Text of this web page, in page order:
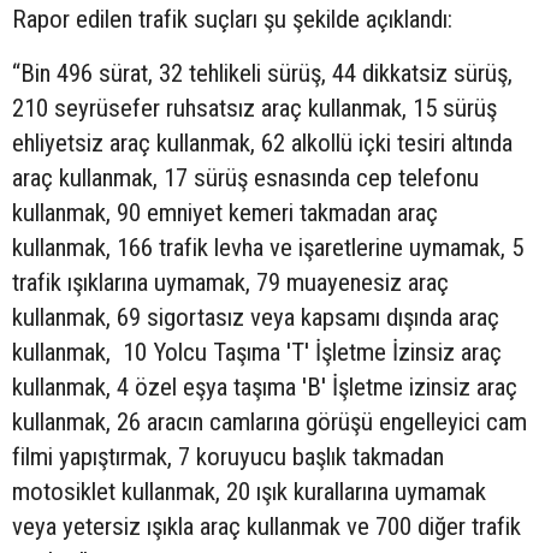
Rapor edilen trafik suçları şu şekilde açıklandı:
“Bin 496 sürat, 32 tehlikeli sürüş, 44 dikkatsiz sürüş,
210 seyrüsefer ruhsatsız araç kullanmak, 15 sürüş
ehliyetsiz araç kullanmak, 62 alkollü içki tesiri altında
araç kullanmak, 17 sürüş esnasında cep telefonu
kullanmak, 90 emniyet kemeri takmadan araç
kullanmak, 166 trafik levha ve işaretlerine uymamak, 5
trafik ışıklarına uymamak, 79 muayenesiz araç
kullanmak, 69 sigortasız veya kapsamı dışında araç
kullanmak, 10 Yolcu Taşıma 'T' İşletme İzinsiz araç
kullanmak, 4 özel eşya taşıma 'B' İşletme izinsiz araç
kullanmak, 26 aracın camlarına görüşü engelleyici cam
filmi yapıştırmak, 7 koruyucu başlık takmadan
motosiklet kullanmak, 20 ışık kurallarına uymamak
veya yetersiz ışıkla araç kullanmak ve 700 diğer trafik